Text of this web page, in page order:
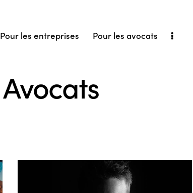
Pour les entreprises Pour les avocats
Avocats